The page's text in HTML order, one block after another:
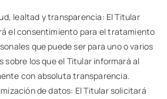
lealtad y transparencia: El Titular
el consentimiento para el tratamiento
que puede ser para uno o varios
sobre los que el Titular informará al
con absoluta transparencia.
de datos: El Titular solicitará